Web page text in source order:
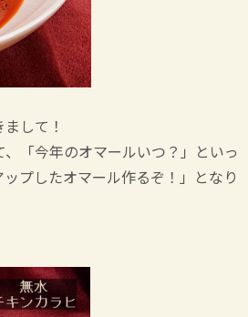
して！
「今年のオマールいつ？」といっ
プしたオマール作るぞ！」となり